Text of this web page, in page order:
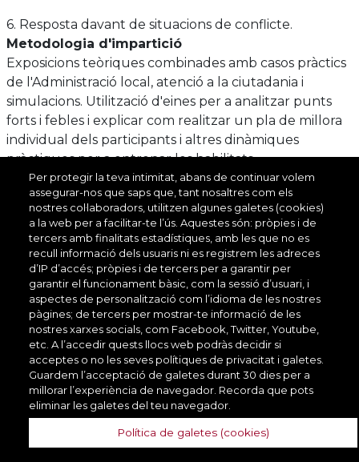
6. Resposta davant de situacions de conflicte.
Metodologia d'impartició
Exposicions teòriques combinades amb casos pràctics
de l'Administració local, atenció a la ciutadania i
simulacions. Utilització d'eines per a analitzar punts
forts i febles i explicar com realitzar un pla de millora
individual dels participants i altres dinàmiques
pràctiques per a entrenar les habilitats.
Metodologia d'avaluació
S'avaluaran tres aspecte: assistència activa a totes les
sessions, la realització de les diferents activitats
obligatòries proposades al llarg del curs i la realització
dek pla de millora individual.
Destinataris
VEURE'LS TOTS
Col·lectiu
professional
Àmbit funcional
Suport
administratiu
Transversal
Transversal
Per protegir la teva intimitat, abans de continuar volem
assegurar-nos que saps que, tant nosaltres com els
nostres col·laboradors, utilitzen algunes galetes (cookies)
a la web per a facilitar-te l’ús. Aquestes són: pròpies i de
tercers amb finalitats estadístiques, amb les que no es
recull informació dels usuaris ni es registrem les adreces
d’IP d’accés; pròpies i de tercers per a garantir per
garantir el funcionament bàsic, com la sessió d’usuari, i
aspectes de personalització com l’idioma de les nostres
pàgines; de tercers per mostrar-te informació de les
nostres xarxes socials, com Facebook, Twitter, Youtube,
etc. A l’accedir quests llocs web podràs decidir si
acceptes o no les seves polítiques de privacitat i galetes.
Guardem l’acceptació de galetes durant 30 dies per a
millorar l’experiència de navegador. Recorda que pots
eliminar les galetes del teu navegador.
Política de galetes (cookies)